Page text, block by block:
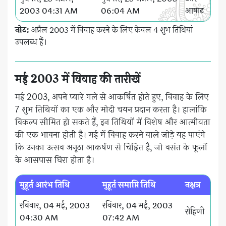
2003 04:31 AM
06:04 AM
आषाढ़
नोट: अप्रैल 2003 में विवाह करने के लिए केवल 4 शुभ तिथियां
उपलब्ध हैं।
मई 2003 में विवाह की तारीखें
मई 2003, अपने प्यारे गले से आकर्षित होते हुए, विवाह के लिए
7 शुभ तिथियों का एक और मोदी चयन प्रदान करता है। हालांकि
विकल्प सीमित हो सकते हैं, इन तिथियों में विशेष और आत्मीयता
की एक भावना होती है। मई में विवाह करने वाले जोड़े यह पाएंगे
कि उनका उत्सव अनूठा आकर्षण से चिह्नित है, जो वसंत के फूलों
के आसपास घिरा होता है।
मुहूर्त आरंभ तिथि मुहूर्त समाप्ति तिथि
नक्षत्र
रविवार, 04 मई, 2003
04:30 AM
रविवार, 04 मई, 2003
07:42 AM
रोहिणी